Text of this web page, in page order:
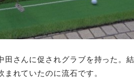
田さんに促されグラブを持った。
まれていたのに流石です。